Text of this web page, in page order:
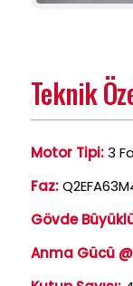
Teknik
Motor Tipi:3
Faz:
Gövde
Anma Gücü